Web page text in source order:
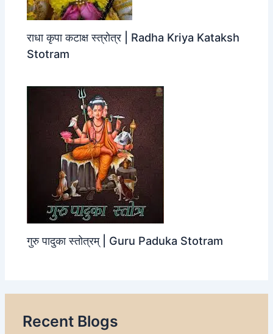
राधा कृपा कटाक्ष स्त्रोत्र | Radha Kriya Kataksh
Stotram
गुरु पादुका स्तोत्रम् | Guru Paduka Stotram
Recent Blogs